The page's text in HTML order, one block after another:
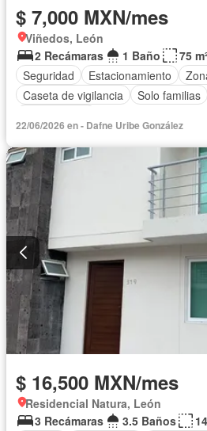
$ 7,000 MXN/mes
Viñedos, León
2 Recámaras
1 Baño
75
Seguridad
Estacionamiento
Caseta de vigilancia
Solo familias
22/06/2026 en - Dafne Uribe González
$ 16,500 MXN/mes
Residencial Natura, León
3 Recámaras
3.5 Baños